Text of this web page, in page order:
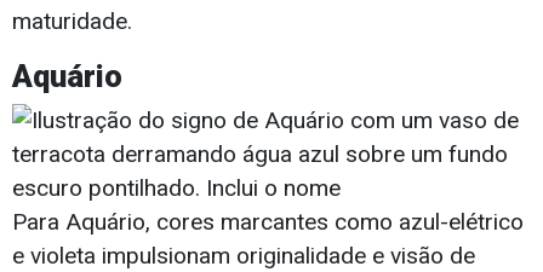
maturidade.
Aquário
Para Aquário, cores marcantes como azul-elétrico
e violeta impulsionam originalidade e visão de